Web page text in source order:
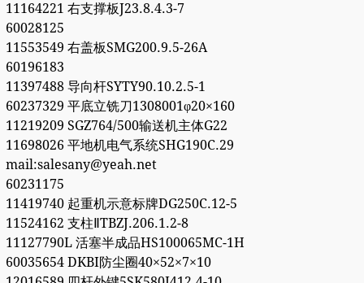
11164221 右支撑板J23.8.4.3-7
60028125
11553549 右盖板SMG200.9.5-26A
60196183
11397488 导向杆SYTY90.10.2.5-1
60237329 平底立铣刀1308001φ20×160
11219209 SGZ764/500输送机主体G22
11698026 平地机电气系统SHG190C.29
mail:salesany@yeah.net
60231175
11419740 起重机示意标牌DG250C.12-5
11524162 支柱ⅡTBZJ.206.1.2-8
11127790L 活塞半成品HS100065MC-1H
60035654 DKBI防尘圈40×52×7×10